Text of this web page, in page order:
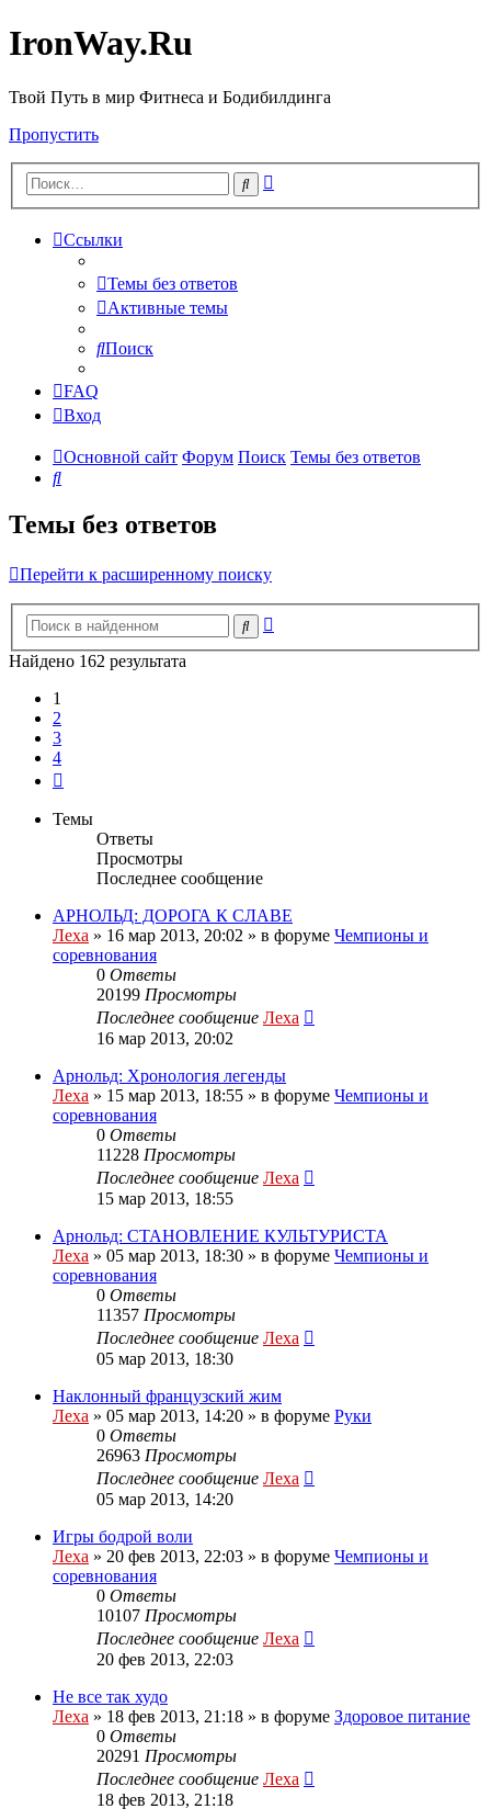
IronWay.Ru
Твой Путь в мир Фитнеса и Бодибилдинга
Пропустить
Поиск
Ссылки
Темы без ответов
Активные темы
Поиск
FAQ
Вход
Основной сайт Форум Поиск Темы без ответов
Поиск
Темы без ответов
Перейти к расширенному поиску
Поиск
Найдено 162 результата
1
2
3
4
Темы
Ответы
Просмотры
Последнее сообщение
АРНОЛЬД: ДОРОГА К СЛАВЕ
Леха » 16 мар 2013, 20:02 » в форуме Чемпионы и
соревнования
0 Ответы
20199 Просмотры
Последнее сообщение Леха
16 мар 2013, 20:02
Арнольд: Хронология легенды
Леха » 15 мар 2013, 18:55 » в форуме Чемпионы и
соревнования
0 Ответы
11228 Просмотры
Последнее сообщение Леха
15 мар 2013, 18:55
Арнольд: СТАНОВЛЕНИЕ КУЛЬТУРИСТА
Леха » 05 мар 2013, 18:30 » в форуме Чемпионы и
соревнования
0 Ответы
11357 Просмотры
Последнее сообщение Леха
05 мар 2013, 18:30
Наклонный французский жим
Леха » 05 мар 2013, 14:20 » в форуме Руки
0 Ответы
26963 Просмотры
Последнее сообщение Леха
05 мар 2013, 14:20
Игры бодрой воли
Леха » 20 фев 2013, 22:03 » в форуме Чемпионы и
соревнования
0 Ответы
10107 Просмотры
Последнее сообщение Леха
20 фев 2013, 22:03
Не все так худо
Леха » 18 фев 2013, 21:18 » в форуме Здоровое питание
0 Ответы
20291 Просмотры
Последнее сообщение Леха
18 фев 2013, 21:18